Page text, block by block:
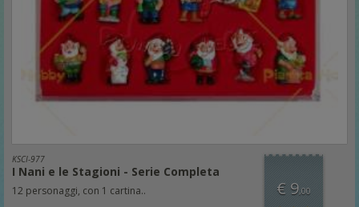
KSCI-977
I Nani e le Stagioni - Serie Completa
12 personaggi, con 1 cartina.. € 9,00